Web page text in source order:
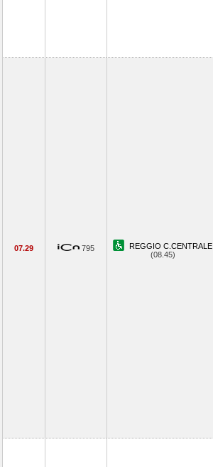
07.29 795
REGGIO C.CENTRALE
(08.45)